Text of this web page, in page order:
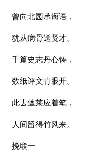
曾向北园承诲语，
犹从病骨送贤才。
千篇史志丹心铸，
数纸评文青眼开。
此去蓬莱应着笔，
人间留得竹风来。
挽联一